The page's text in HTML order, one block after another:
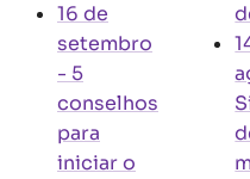
16 de
setembro
- 5
conselhos
para
iniciar o